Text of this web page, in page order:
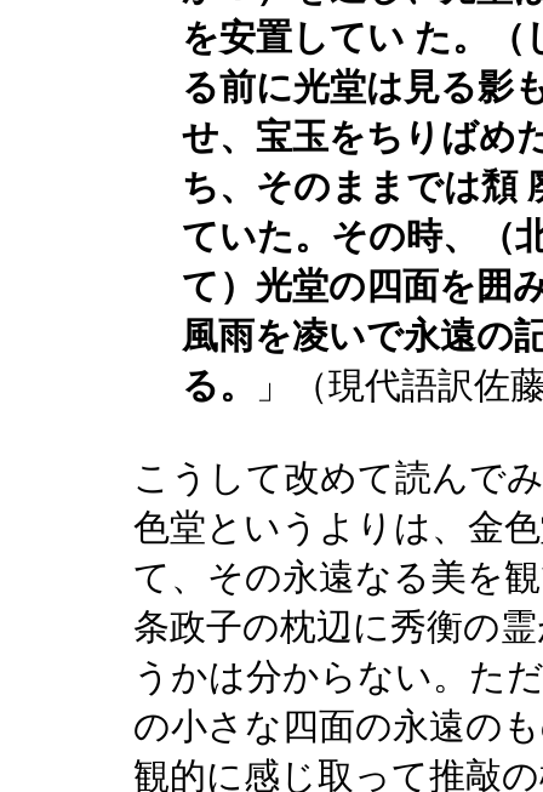
を安置してい た。
る前に光堂は見る影
せ、宝玉をちりばめ
ち、そのままでは頽
ていた。その時、（
て）光堂の四面を囲
風雨を凌いで永遠の
る。
」（現代語訳佐
こうして改めて読んで
色堂というよりは、金
て、その永遠なる美を
条政子の枕辺に秀衡の
うかは分からない。た
の小さな四面の永遠の
観的に感じ取って推敲